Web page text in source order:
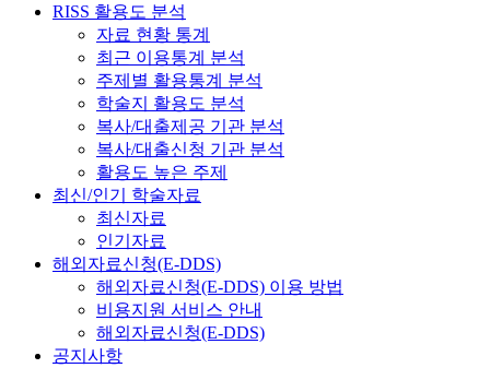
RISS 활용도 분석
자료 현황 통계
최근 이용통계 분석
주제별 활용통계 분석
학술지 활용도 분석
복사/대출제공 기관 분석
복사/대출신청 기관 분석
활용도 높은 주제
최신/인기 학술자료
최신자료
인기자료
해외자료신청(E-DDS)
해외자료신청(E-DDS) 이용 방법
비용지원 서비스 안내
해외자료신청(E-DDS)
공지사항